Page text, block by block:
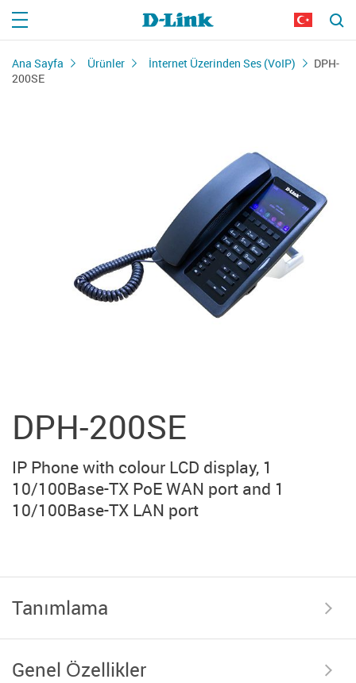
Ana Sayfa Ürünler İnternet Üzerinden Ses (VoIP)
DPH-
200SE
DPH-200SE
IP Phone with colour LCD display, 1
10/100Base-TX PoE WAN port and 1
10/100Base-TX LAN port
Tanımlama
Genel Özellikler